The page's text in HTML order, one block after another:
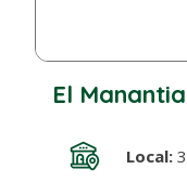
El
Local: